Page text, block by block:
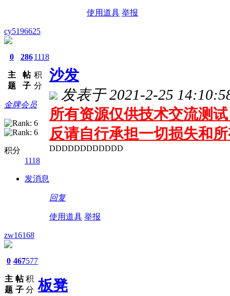
使用道具 举报
cy5196625
0
主
题
286
帖
子
1118
积
分
金牌会员
积分
1118
发消息
沙发
发表于 2021-2-25
所有资源仅供技术交流测
反请自行承担一切损失和
DDDDDDDDDDDD
回复
使用道具 举报
zw16168
0
主
题
467
帖
子
577
积
分 板凳